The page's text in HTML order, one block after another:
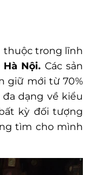
thuộc trong lĩnh
Hà Nội.Các sản
giữ mới từ 70%
đa dạng về kiểu
kỳ đối tượng
tìm cho mình